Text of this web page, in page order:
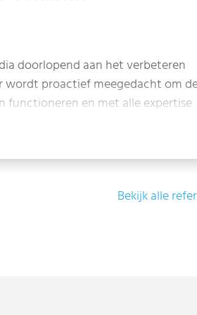
doorlopend aan het verbeteren
wordt proactief meegedacht om
functioneren en met alle expertise
bureau Conduqt, om zo
behalen. Kortom: onze
lang met hen samen te mogen
Bekijk alle